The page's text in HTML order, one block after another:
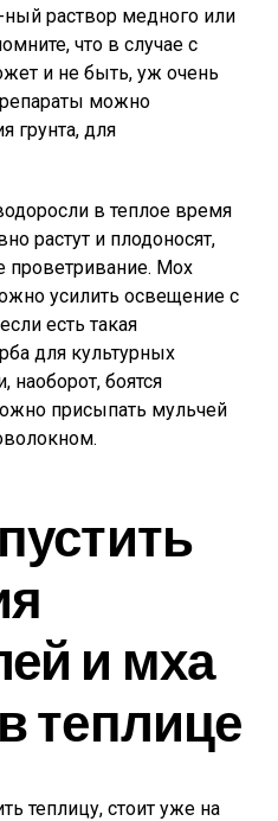
раствор медного или
что в случае с
и не быть, уж очень
можно
грунта, для
в теплое время
растут и плодоносят,
проветривание. Мох
усилить освещение с
есть такая
для культурных
наоборот, боятся
присыпать мульчей
и мха
теплице
теплицу, стоит уже на